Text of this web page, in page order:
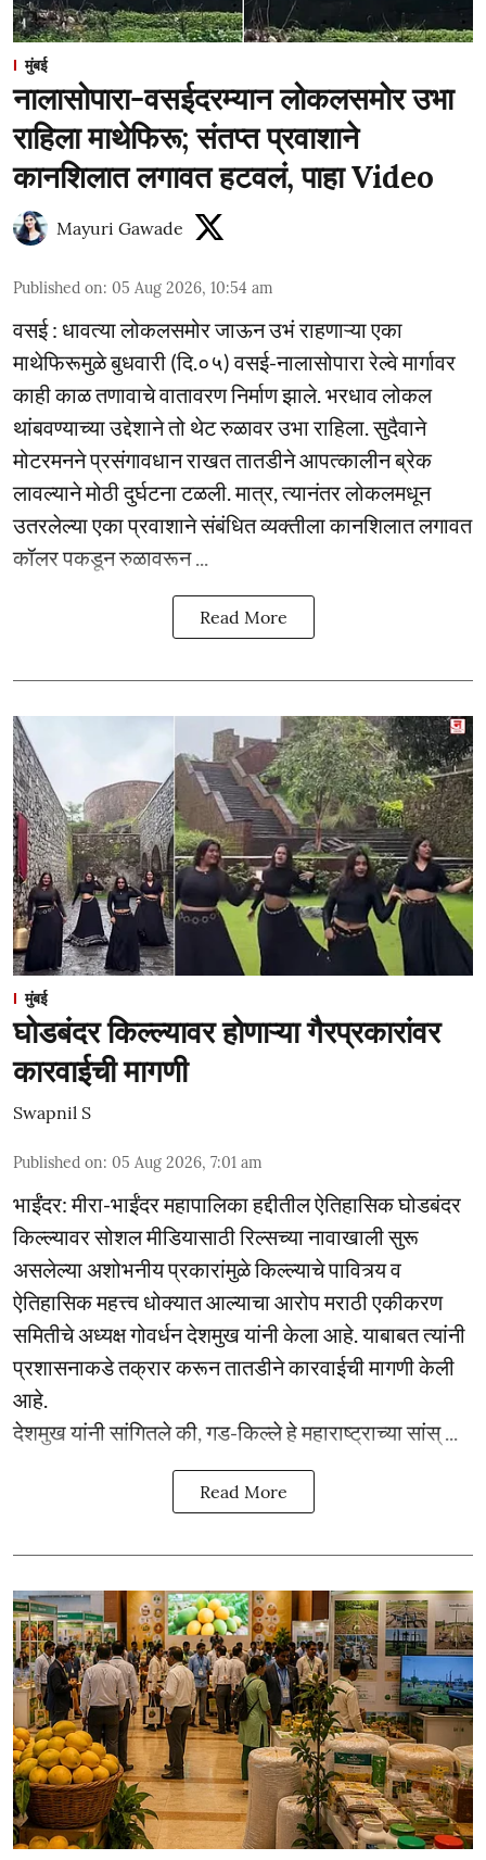
मुंबई
नालासोपारा-वसईदरम्यान लोकलसमोर उभा
राहिला माथेफिरू; संतप्त प्रवाशाने
कानशिलात लगावत हटवलं, पाहा Video
Mayuri Gawade
Published on: 05 Aug 2026, 10:54 am
वसई : धावत्या लोकलसमोर जाऊन उभं राहणाऱ्या एका
माथेफिरूमुळे बुधवारी (दि.०५) वसई-नालासोपारा रेल्वे मार्गावर
काही काळ तणावाचे वातावरण निर्माण झाले. भरधाव लोकल
थांबवण्याच्या उद्देशाने तो थेट रुळावर उभा राहिला. सुदैवाने
मोटरमनने प्रसंगावधान राखत तातडीने आपत्कालीन ब्रेक
लावल्याने मोठी दुर्घटना टळली. मात्र, त्यानंतर लोकलमधून
उतरलेल्या एका प्रवाशाने संबंधित व्यक्तीला कानशिलात लगावत
कॉलर पकडून रुळावरून ...
Read More
मुंबई
घोडबंदर किल्ल्यावर होणाऱ्या गैरप्रकारांवर
कारवाईची मागणी
Swapnil S
Published on: 05 Aug 2026, 7:01 am
भाईंंदर: मीरा-भाईंदर महापालिका हद्दीतील ऐतिहासिक घोडबंदर
किल्ल्यावर सोशल मीडियासाठी रिल्सच्या नावाखाली सुरू
असलेल्या अशोभनीय प्रकारांमुळे किल्ल्याचे पावित्र्य व
ऐतिहासिक महत्त्व धोक्यात आल्याचा आरोप मराठी एकीकरण
समितीचे अध्यक्ष गोवर्धन देशमुख यांनी केला आहे. याबाबत त्यांनी
प्रशासनाकडे तक्रार करून तातडीने कारवाईची मागणी केली
आहे.
देशमुख यांनी सांगितले की, गड-किल्ले हे महाराष्ट्राच्या सांस् ...
Read More